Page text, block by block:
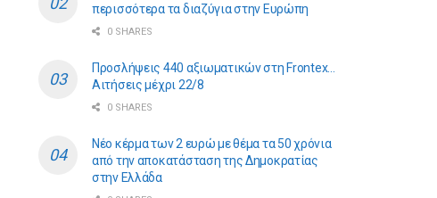
περισσότερα τα διαζύγια στην Ευρώπη
0 SHARES
Προσλήψεις 440 αξιωματικών στη Frontex…
Αιτήσεις μέχρι 22/8
0 SHARES
Νέο κέρμα των 2 ευρώ με θέμα τα 50 χρόνια
από την αποκατάσταση της Δημοκρατίας
στην Ελλάδα